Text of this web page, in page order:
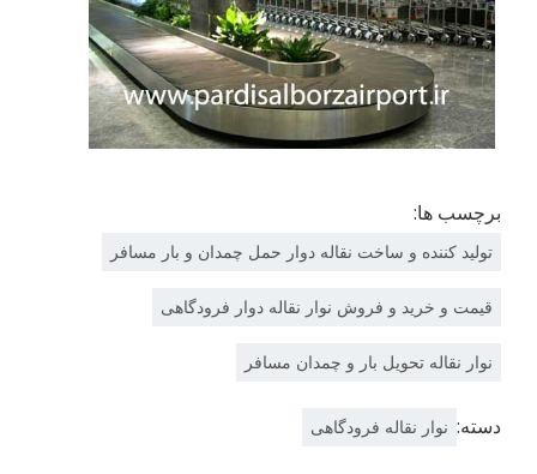
برچسب ها:
تولید کننده و ساخت نقاله دوار حمل چمدان و بار مسافر
قیمت و خرید و فروش نوار نقاله دوار فرودگاهی
نوار نقاله تحویل بار و چمدان مسافر
دسته: نوار نقاله فرودگاهی